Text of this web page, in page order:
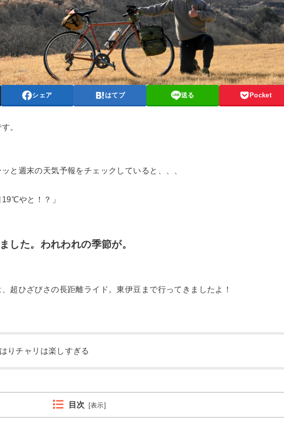
シェア はてブ 送る Pocket
。
と週末の天気予報をチェックしていると、、、
19℃やと！？」
した。われわれの季節が。
超ひざびさの長距離ライド。東伊豆まで行ってきましたよ！
りチャリは楽しすぎる
目次 [表示]